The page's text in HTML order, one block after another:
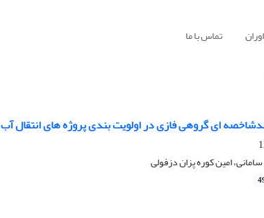
تماس با ما
ای گروهی فازی در اولویت بندی پروژه های انتقال آب
امین کوره پزان دزفولی